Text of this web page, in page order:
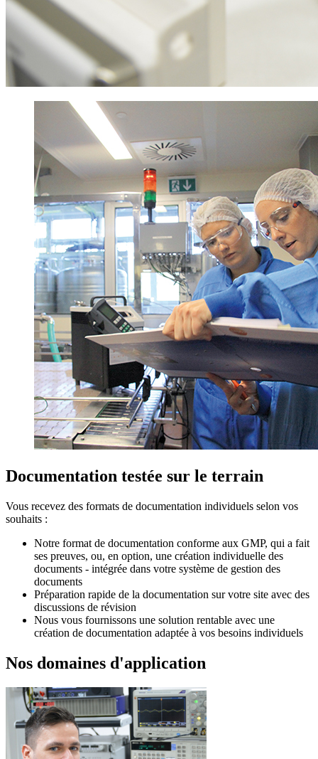
Documentation testée sur le terrain
Vous recevez des formats de documentation individuels selon vos
souhaits :
Notre format de documentation conforme aux GMP, qui a fait
ses preuves, ou, en option, une création individuelle des
documents - intégrée dans votre système de gestion des
documents
Préparation rapide de la documentation sur votre site avec des
discussions de révision
Nous vous fournissons une solution rentable avec une
création de documentation adaptée à vos besoins individuels
Nos domaines d'application